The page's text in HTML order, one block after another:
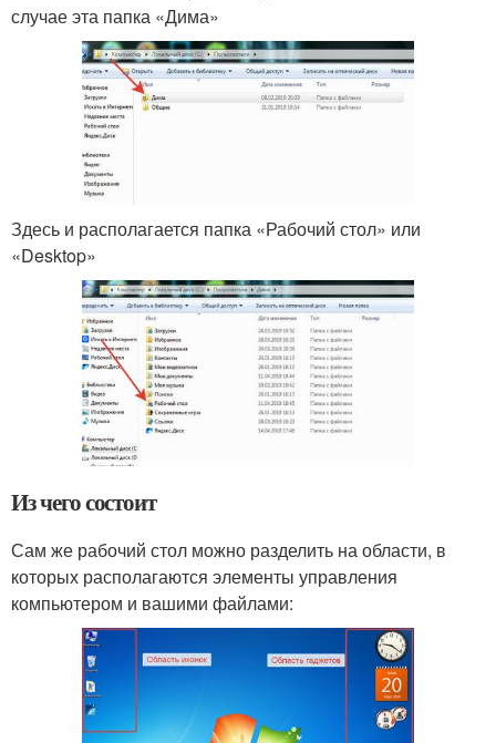
случае эта папка «Дима»
Здесь и располагается папка «Рабочий стол» или
«Desktop»
Из чего состоит
Сам же рабочий стол можно разделить на области, в
которых располагаются элементы управления
компьютером и вашими файлами: